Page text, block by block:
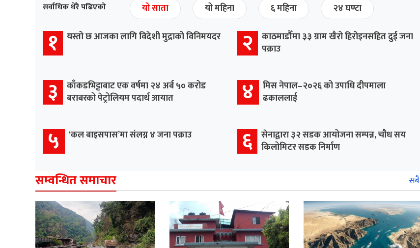
सर्वाधिक धेरै पढिएको यो साता यो महिना ६ महिना २४ घण्टा
१ यस्तो छ आजका लागि विदेशी मुद्राको विनिमयदर २
काठमाडौँमा ३३ ग्राम खैरो हिरोइनसहित दुई जना
पक्राउ
३
काँकडभिट्टाबाट एक वर्षमा २४ अर्ब ५० करोड
बराबरको पेट्रोलियम पदार्थ आयात
४
मिस नेपाल–२०२६ को उपाधि दीपमाला
ढकाललाई
५ ‘कल बाइसपास’मा संलग्न ४ जना पक्राउ ६ सेनाद्वारा ३२ सडक आयोजना सम्पन्न, चौध सय
किलोमिटर सडक निर्माण
सम्वन्धित समाचार सबै